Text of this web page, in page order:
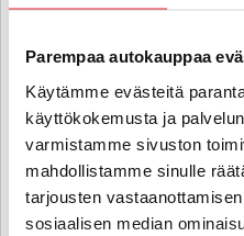
Parempaa autokauppaa
Käytämme evästeitä
käyttökokemusta ja
varmistamme sivuston
mahdollistamme sinulle
tarjousten
sosiaalisen median